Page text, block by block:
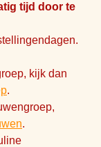
tijd door te
kijk dan
.
.